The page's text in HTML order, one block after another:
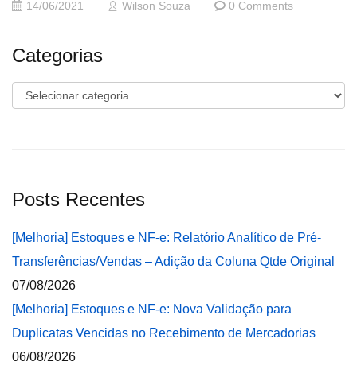
14/06/2021 Wilson Souza 0 Comments
Categorias
Categorias
Posts Recentes
[Melhoria] Estoques e NF-e: Relatório Analítico de Pré-
Transferências/Vendas – Adição da Coluna Qtde Original
07/08/2026
[Melhoria] Estoques e NF-e: Nova Validação para
Duplicatas Vencidas no Recebimento de Mercadorias
06/08/2026